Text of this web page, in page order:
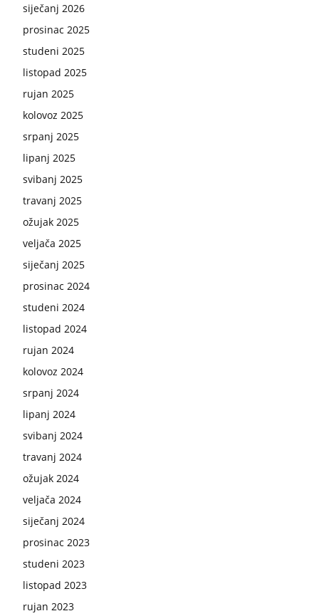
siječanj 2026
prosinac 2025
studeni 2025
listopad 2025
rujan 2025
kolovoz 2025
srpanj 2025
lipanj 2025
svibanj 2025
travanj 2025
ožujak 2025
veljača 2025
siječanj 2025
prosinac 2024
studeni 2024
listopad 2024
rujan 2024
kolovoz 2024
srpanj 2024
lipanj 2024
svibanj 2024
travanj 2024
ožujak 2024
veljača 2024
siječanj 2024
prosinac 2023
studeni 2023
listopad 2023
rujan 2023